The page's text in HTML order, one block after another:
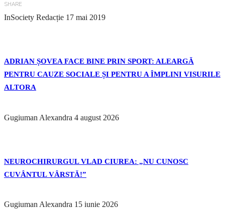
SHARE
InSociety Redacție 17 mai 2019
ADRIAN ȘOVEA FACE BINE PRIN SPORT: ALEARGĂ
PENTRU CAUZE SOCIALE ȘI PENTRU A ÎMPLINI VISURILE
ALTORA
Gugiuman Alexandra 4 august 2026
NEUROCHIRURGUL VLAD CIUREA: „NU CUNOSC
CUVÂNTUL VÂRSTĂ!”
Gugiuman Alexandra 15 iunie 2026